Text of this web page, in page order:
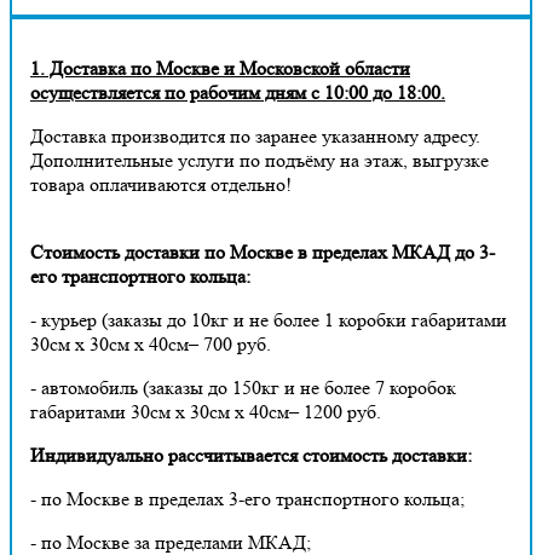
1. Доставка по Москве и Московской области
осуществляется по рабочим дням с 10:00 до 18:00.
Доставка производится по заранее указанному адресу.
Дополнительные услуги по подъёму на этаж, выгрузке
товара оплачиваются отдельно!
Стоимость доставки по Москве в пределах МКАД до 3-
его транспортного кольца:
- курьер (заказы до 10кг и не более 1 коробки габаритами
30см х 30см х 40см– 700 руб.
- автомобиль (заказы до 150кг и не более 7 коробок
габаритами 30см х 30см х 40см– 1200 руб.
Индивидуально рассчитывается стоимость доставки:
- по Москве в пределах 3-его транспортного кольца;
- по Москве за пределами МКАД;